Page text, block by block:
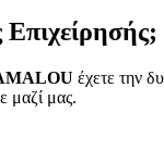
Επιχείρησής;
έχετε την
μαζί μας.